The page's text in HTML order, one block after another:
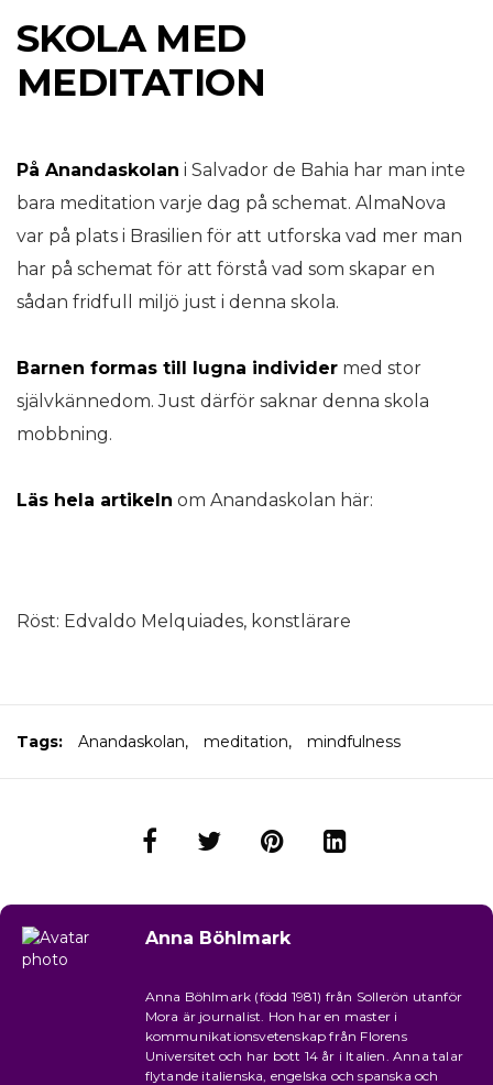
SKOLA MED
MEDITATION
På Anandaskolan i Salvador de Bahia har man inte
bara meditation varje dag på schemat. AlmaNova
var på plats i Brasilien för att utforska vad mer man
har på schemat för att förstå vad som skapar en
sådan fridfull miljö just i denna skola.
Barnen formas till lugna individer med stor
självkännedom. Just därför saknar denna skola
mobbning.
Läs hela artikeln om Anandaskolan här:
Röst: Edvaldo Melquiades, konstlärare
Tags: Anandaskolan, meditation, mindfulness
Anna Böhlmark
Anna Böhlmark (född 1981) från Sollerön utanför
Mora är journalist. Hon har en master i
kommunikationsvetenskap från Florens
Universitet och har bott 14 år i Italien. Anna talar
flytande italienska, engelska och spanska och